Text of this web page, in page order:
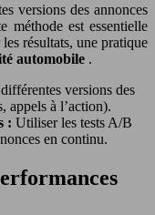
versions des annonces
méthode est essentielle
résultats, une pratique
automobile .
versions des
appels à l’action).
: Utiliser les tests A/B
en continu.